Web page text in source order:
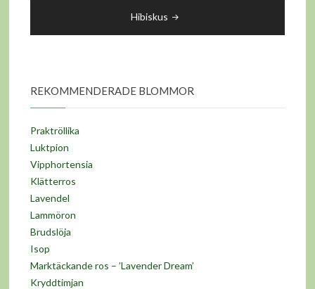
Hibiskus
REKOMMENDERADE BLOMMOR
Praktröllika
Luktpion
Vipphortensia
Klätterros
Lavendel
Lammöron
Brudslöja
Isop
Marktäckande ros – ’Lavender Dream’
Kryddtimjan